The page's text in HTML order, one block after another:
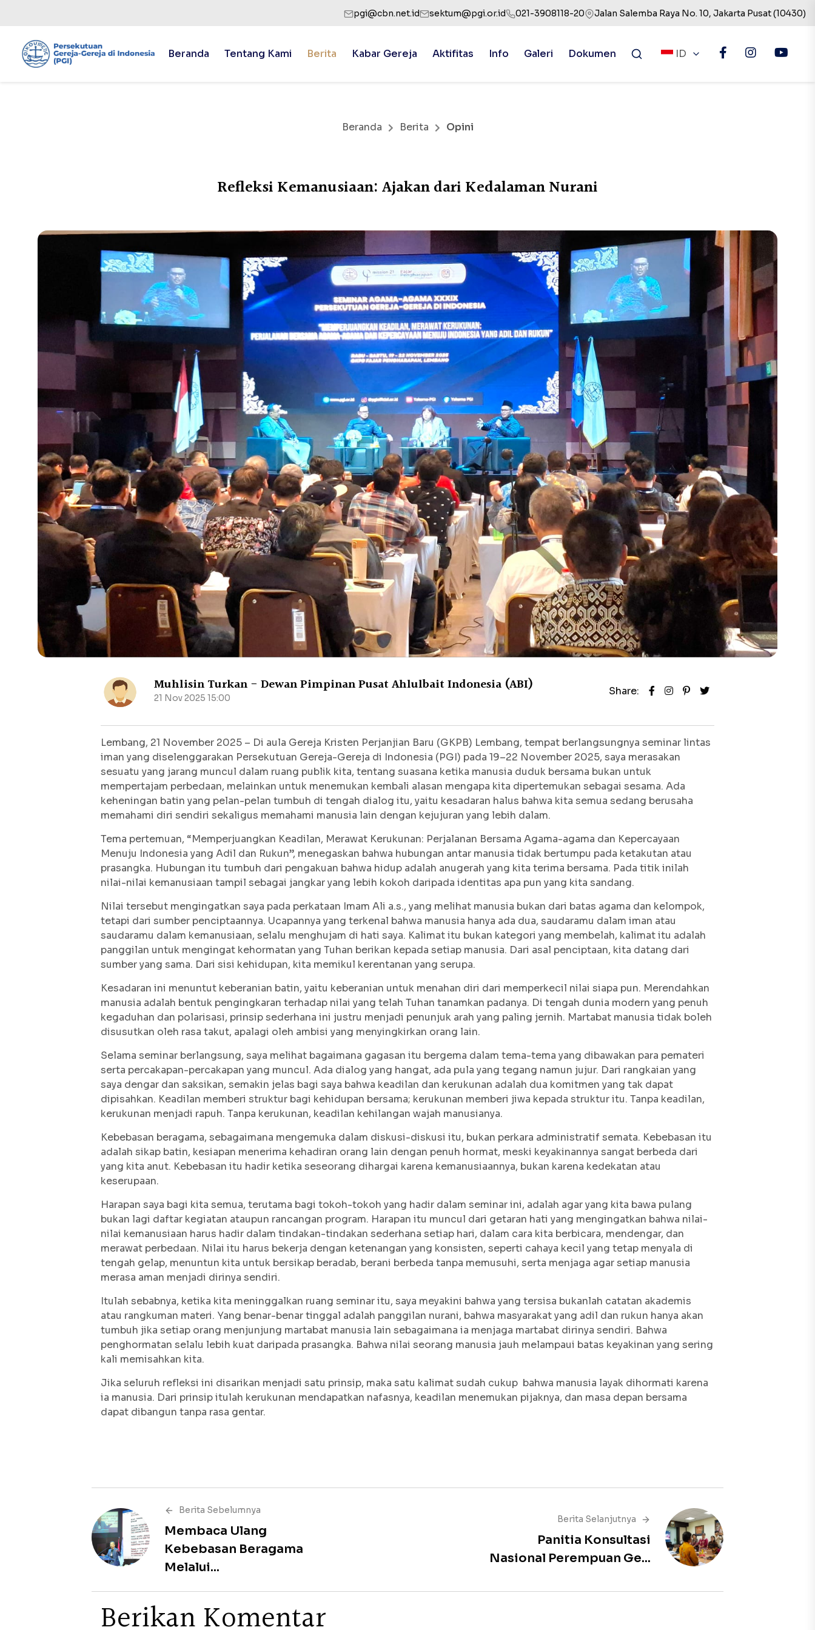
pgi@cbn.net.id sektum@pgi.or.id 021-3908118-20 Jalan Salemba Raya No. 10, Jakarta Pusat (10430)
Beranda Tentang Kami Berita Kabar Gereja Aktifitas Info Galeri Dokumen ID
Beranda Berita Opini
Refleksi Kemanusiaan: Ajakan dari Kedalaman Nurani
Muhlisin Turkan - Dewan Pimpinan Pusat Ahlulbait Indonesia (ABI)
21 Nov 2025 15:00
Share:
Lembang, 21 November 2025 – Di aula Gereja Kristen Perjanjian Baru (GKPB) Lembang, tempat berlangsungnya seminar lintas
iman yang diselenggarakan Persekutuan Gereja-Gereja di Indonesia (PGI) pada 19–22 November 2025, saya merasakan
sesuatu yang jarang muncul dalam ruang publik kita, tentang suasana ketika manusia duduk bersama bukan untuk
mempertajam perbedaan, melainkan untuk menemukan kembali alasan mengapa kita dipertemukan sebagai sesama. Ada
keheningan batin yang pelan-pelan tumbuh di tengah dialog itu, yaitu kesadaran halus bahwa kita semua sedang berusaha
memahami diri sendiri sekaligus memahami manusia lain dengan kejujuran yang lebih dalam.
Tema pertemuan, “Memperjuangkan Keadilan, Merawat Kerukunan: Perjalanan Bersama Agama-agama dan Kepercayaan
Menuju Indonesia yang Adil dan Rukun”, menegaskan bahwa hubungan antar manusia tidak bertumpu pada ketakutan atau
prasangka. Hubungan itu tumbuh dari pengakuan bahwa hidup adalah anugerah yang kita terima bersama. Pada titik inilah
nilai-nilai kemanusiaan tampil sebagai jangkar yang lebih kokoh daripada identitas apa pun yang kita sandang.
Nilai tersebut mengingatkan saya pada perkataan Imam Ali a.s., yang melihat manusia bukan dari batas agama dan kelompok,
tetapi dari sumber penciptaannya. Ucapannya yang terkenal bahwa manusia hanya ada dua, saudaramu dalam iman atau
saudaramu dalam kemanusiaan, selalu menghujam di hati saya. Kalimat itu bukan kategori yang membelah, kalimat itu adalah
panggilan untuk mengingat kehormatan yang Tuhan berikan kepada setiap manusia. Dari asal penciptaan, kita datang dari
sumber yang sama. Dari sisi kehidupan, kita memikul kerentanan yang serupa.
Kesadaran ini menuntut keberanian batin, yaitu keberanian untuk menahan diri dari memperkecil nilai siapa pun. Merendahkan
manusia adalah bentuk pengingkaran terhadap nilai yang telah Tuhan tanamkan padanya. Di tengah dunia modern yang penuh
kegaduhan dan polarisasi, prinsip sederhana ini justru menjadi penunjuk arah yang paling jernih. Martabat manusia tidak boleh
disusutkan oleh rasa takut, apalagi oleh ambisi yang menyingkirkan orang lain.
Selama seminar berlangsung, saya melihat bagaimana gagasan itu bergema dalam tema-tema yang dibawakan para pemateri
serta percakapan-percakapan yang muncul. Ada dialog yang hangat, ada pula yang tegang namun jujur. Dari rangkaian yang
saya dengar dan saksikan, semakin jelas bagi saya bahwa keadilan dan kerukunan adalah dua komitmen yang tak dapat
dipisahkan. Keadilan memberi struktur bagi kehidupan bersama; kerukunan memberi jiwa kepada struktur itu. Tanpa keadilan,
kerukunan menjadi rapuh. Tanpa kerukunan, keadilan kehilangan wajah manusianya.
Kebebasan beragama, sebagaimana mengemuka dalam diskusi-diskusi itu, bukan perkara administratif semata. Kebebasan itu
adalah sikap batin, kesiapan menerima kehadiran orang lain dengan penuh hormat, meski keyakinannya sangat berbeda dari
yang kita anut. Kebebasan itu hadir ketika seseorang dihargai karena kemanusiaannya, bukan karena kedekatan atau
keserupaan.
Harapan saya bagi kita semua, terutama bagi tokoh-tokoh yang hadir dalam seminar ini, adalah agar yang kita bawa pulang
bukan lagi daftar kegiatan ataupun rancangan program. Harapan itu muncul dari getaran hati yang mengingatkan bahwa nilai-
nilai kemanusiaan harus hadir dalam tindakan-tindakan sederhana setiap hari, dalam cara kita berbicara, mendengar, dan
merawat perbedaan. Nilai itu harus bekerja dengan ketenangan yang konsisten, seperti cahaya kecil yang tetap menyala di
tengah gelap, menuntun kita untuk bersikap beradab, berani berbeda tanpa memusuhi, serta menjaga agar setiap manusia
merasa aman menjadi dirinya sendiri.
Itulah sebabnya, ketika kita meninggalkan ruang seminar itu, saya meyakini bahwa yang tersisa bukanlah catatan akademis
atau rangkuman materi. Yang benar-benar tinggal adalah panggilan nurani, bahwa masyarakat yang adil dan rukun hanya akan
tumbuh jika setiap orang menjunjung martabat manusia lain sebagaimana ia menjaga martabat dirinya sendiri. Bahwa
penghormatan selalu lebih kuat daripada prasangka. Bahwa nilai seorang manusia jauh melampaui batas keyakinan yang sering
kali memisahkan kita.
Jika seluruh refleksi ini disarikan menjadi satu prinsip, maka satu kalimat sudah cukup bahwa manusia layak dihormati karena
ia manusia. Dari prinsip itulah kerukunan mendapatkan nafasnya, keadilan menemukan pijaknya, dan masa depan bersama
dapat dibangun tanpa rasa gentar.
Berita Sebelumnya
Membaca Ulang
Kebebasan Beragama
Melalui...
Berita Selanjutnya
Panitia Konsultasi
Nasional Perempuan Ge...
Berikan Komentar